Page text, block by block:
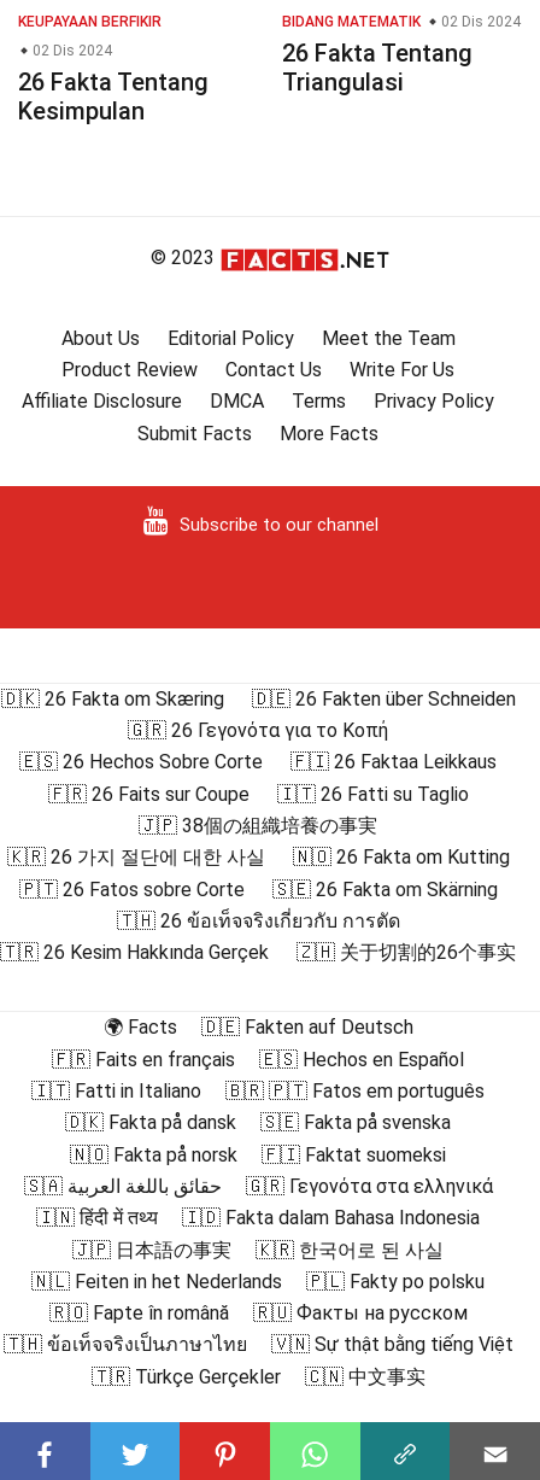
KEUPAYAAN BERFIKIR
02 Dis 2024
26 Fakta Tentang
Kesimpulan
BIDANG MATEMATIK 02 Dis 2024
26 Fakta Tentang
Triangulasi
© 2023
About Us Editorial Policy
Meet the Team
Product Review
Contact Us
Write For Us
Affiliate Disclosure
DMCA Terms
Privacy Policy
Submit Facts
More Facts
Subscribe to our channel
🇩🇰 26 Fakta om Skæring
🇩🇪 26 Fakten über Schneiden
🇬🇷 26 Γεγονότα για το Κοπή
🇪🇸 26 Hechos Sobre Corte
🇫🇮 26 Faktaa Leikkaus
🇫🇷 26 Faits sur Coupe
🇮🇹 26 Fatti su Taglio
🇯🇵 38個の組織培養の事実
🇰🇷 26 가지 절단에 대한 사실
🇳🇴 26 Fakta om Kutting
🇵🇹 26 Fatos sobre Corte
🇸🇪 26 Fakta om Skärning
🇹🇭 26 ข้อเท็จจริงเกี่ยวกับ การตัด
🇹🇷 26 Kesim Hakkında Gerçek
🇿🇭 关于切割的26个事实
🌍 Facts
🇩🇪 Fakten auf Deutsch
🇫🇷 Faits en français
🇪🇸 Hechos en Español
🇮🇹 Fatti in Italiano
🇧🇷 🇵🇹 Fatos em português
🇩🇰 Fakta på dansk
🇸🇪 Fakta på svenska
🇳🇴 Fakta på norsk
🇫🇮 Faktat suomeksi
🇸🇦 حقائق باللغة العربية
🇬🇷 Γεγονότα στα ελληνικά
🇮🇳 हिंदी में तथ्य
🇮🇩 Fakta dalam Bahasa Indonesia
🇯🇵 日本語の事実
🇰🇷 한국어로 된 사실
🇳🇱 Feiten in het Nederlands
🇵🇱 Fakty po polsku
🇷🇴 Fapte în română
🇷🇺 Факты на русском
🇹🇭 ข้อเท็จจริงเป็นภาษาไทย
🇻🇳 Sự thật bằng tiếng Việt
🇹🇷 Türkçe Gerçekler
🇨🇳 中文事实